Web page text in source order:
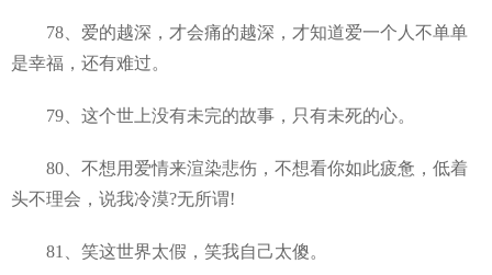
78、爱的越深，才会痛的越深，才知道爱一个人不单单
是幸福，还有难过。
79、这个世上没有未完的故事，只有未死的心。
80、不想用爱情来渲染悲伤，不想看你如此疲惫，低着
头不理会，说我冷漠?无所谓!
81、笑这世界太假，笑我自己太傻。